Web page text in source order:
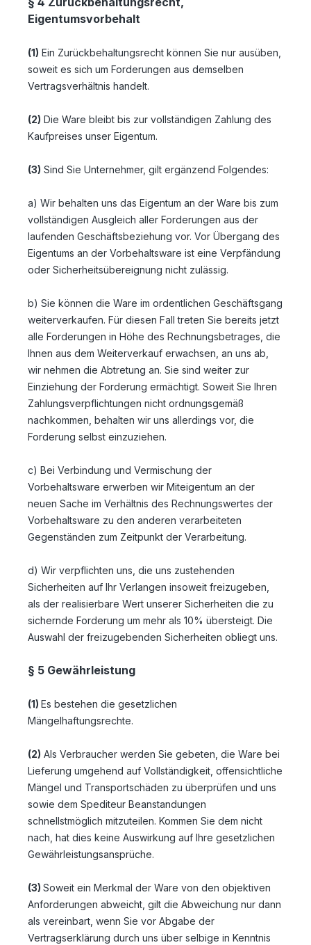
Eigentumsvorbehalt
(1) Ein Zurückbehaltungsrecht können Sie nur ausüben,
soweit es sich um Forderungen aus demselben
Vertragsverhältnis handelt.
(2) Die Ware bleibt bis zur vollständigen Zahlung des
Kaufpreises unser Eigentum.
(3) Sind Sie Unternehmer, gilt ergänzend Folgendes:
a) Wir behalten uns das Eigentum an der Ware bis zum
vollständigen Ausgleich aller Forderungen aus der
laufenden Geschäftsbeziehung vor. Vor Übergang des
Eigentums an der Vorbehaltsware ist eine Verpfändung
oder Sicherheitsübereignung nicht zulässig.
b) Sie können die Ware im ordentlichen Geschäftsgang
weiterverkaufen. Für diesen Fall treten Sie bereits jetzt
alle Forderungen in Höhe des Rechnungsbetrages, die
Ihnen aus dem Weiterverkauf erwachsen, an uns ab,
wir nehmen die Abtretung an. Sie sind weiter zur
Einziehung der Forderung ermächtigt. Soweit Sie Ihren
Zahlungsverpflichtungen nicht ordnungsgemäß
nachkommen, behalten wir uns allerdings vor, die
Forderung selbst einzuziehen.
c) Bei Verbindung und Vermischung der
Vorbehaltsware erwerben wir Miteigentum an der
neuen Sache im Verhältnis des Rechnungswertes der
Vorbehaltsware zu den anderen verarbeiteten
Gegenständen zum Zeitpunkt der Verarbeitung.
d) Wir verpflichten uns, die uns zustehenden
Sicherheiten auf Ihr Verlangen insoweit freizugeben,
als der realisierbare Wert unserer Sicherheiten die zu
sichernde Forderung um mehr als 10% übersteigt. Die
Auswahl der freizugebenden Sicherheiten obliegt uns.
§ 5 Gewährleistung
(1) Es bestehen die gesetzlichen
Mängelhaftungsrechte.
(2) Als Verbraucher werden Sie gebeten, die Ware bei
Lieferung umgehend auf Vollständigkeit, offensichtliche
Mängel und Transportschäden zu überprüfen und uns
sowie dem Spediteur Beanstandungen
schnellstmöglich mitzuteilen. Kommen Sie dem nicht
nach, hat dies keine Auswirkung auf Ihre gesetzlichen
Gewährleistungsansprüche.
(3) Soweit ein Merkmal der Ware von den objektiven
Anforderungen abweicht, gilt die Abweichung nur dann
als vereinbart, wenn Sie vor Abgabe der
Vertragserklärung durch uns über selbige in Kenntnis